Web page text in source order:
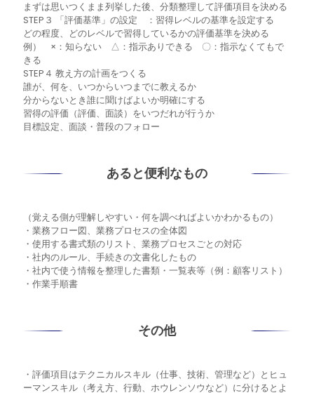
まずは思いつくまま列挙した後、分類整理して評価項目を決める
STEP３ 「評価基準」の設定 ：習得レベルの基準を設定する
どの程度、どのレベルで習得しているかの評価基準を決める
例） ×：知らない △：指示ありできる 〇：指示なくてもで
きる
STEP４ 教え方の計画をつくる
誰が、何を、いつからいつまでに教えるか
分からないとき誰に聞けばよいか明確にする
習得の評価（評価、面談）をいつだれが行うか
目標設定、面談・普段のフォロー
あると便利なもの
（覚える側が理解しやすい・何を調べればよいかわかるもの）
・業務フロー図、業務プロセスの全体図
・使用する書式類のリスト、業務プロセスごとの対応
・社内のルール、手続きの文書化したもの
・社内で使う情報を整理した書類・一覧表等（例：顧客リスト）
・作業手順書
その他
・評価項目はテクニカルスキル（仕事、技術、管理など）とヒュ
ーマンスキル（考え方、行動、ホウレンソウなど）に分けるとよ